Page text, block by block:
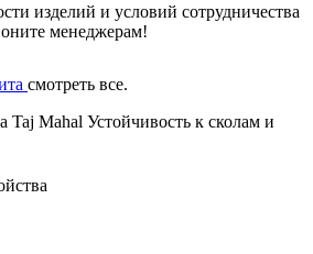
изделий и условий сотрудничества
менеджерам!
смотреть все.
Taj Mahal Устойчивость к сколам и